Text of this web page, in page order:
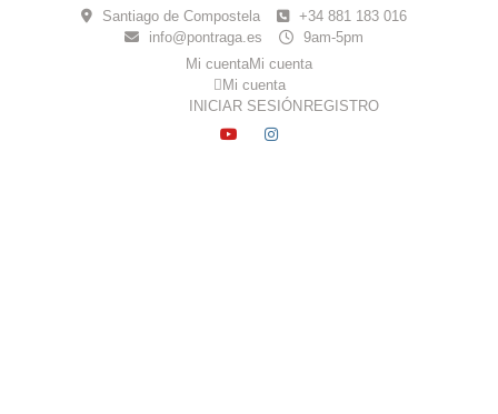
Santiago de Compostela
+34 881 183 016
info@pontraga.es
9am-5pm
Mi cuentaMi cuenta
Mi cuenta
INICIAR SESIÓN REGISTRO
YOUTUBE
INSTAGRAM